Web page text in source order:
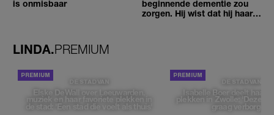
is onmisbaar
beginnende dementie zou
zorgen. Hij wist dat hij haar
LINDA.PREMIUM
DE STAD VAN
Elske DeWall over Leeuwarden,
muziek en haar favoriete plekken in
de stad: 'Een stad die voelt als thuis'
DE STAD VAN
Isabelle Boer deelt haar
plekken in Zwolle: 'Deze
graag verborgen'